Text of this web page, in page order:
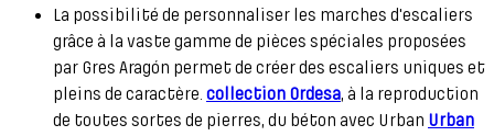
La possibilité de personnaliser les marches d'escaliers
grâce à la vaste gamme de pièces spéciales proposées
par Gres Aragón permet de créer des escaliers uniques et
pleins de caractère. collection Ordesa, à la reproduction
de toutes sortes de pierres, du béton avec Urban Urban